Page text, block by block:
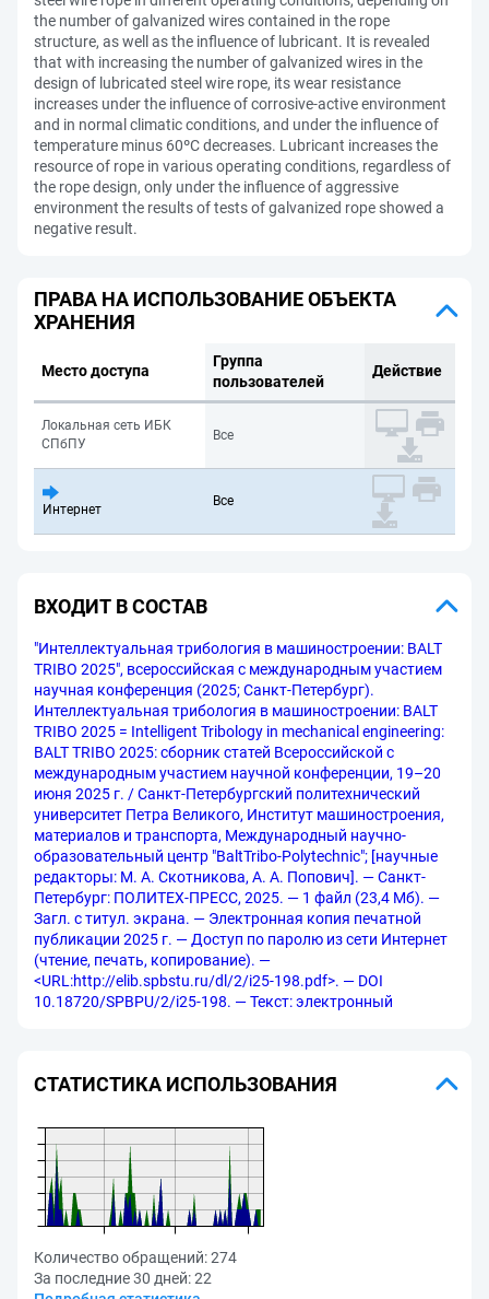
the number of galvanized wires contained in the rope
structure, as well as the influence of lubricant. It is revealed
that with increasing the number of galvanized wires in the
design of lubricated steel wire rope, its wear resistance
increases under the influence of corrosive-active environment
and in normal climatic conditions, and under the influence of
temperature minus 60ºC decreases. Lubricant increases the
resource of rope in various operating conditions, regardless of
the rope design, only under the influence of aggressive
environment the results of tests of galvanized rope showed a
negative result.
ПРАВА НА ИСПОЛЬЗОВАНИЕ ОБЪЕКТА
ХРАНЕНИЯ
Место доступа
Группа
пользователей
Действие
Локальная сеть ИБК
СПбПУ
Все
Интернет
Все
ВХОДИТ В СОСТАВ
"Интеллектуальная трибология в машиностроении: BALT
TRIBO 2025", всероссийская с международным участием
научная конференция (2025; Санкт-Петербург).
Интеллектуальная трибология в машиностроении: BALT
TRIBO 2025 = Intelligent Tribology in mechanical engineering:
BALT TRIBO 2025: сборник статей Всероссийской с
международным участием научной конференции, 19–20
июня 2025 г. / Санкт-Петербургский политехнический
университет Петра Великого, Институт машиностроения,
материалов и транспорта, Международный научно-
образовательный центр "BaltTribo-Polytechnic"; [научные
редакторы: М. А. Скотникова, А. А. Попович]. — Санкт-
Петербург: ПОЛИТЕХ-ПРЕСС, 2025. — 1 файл (23,4 Мб). —
Загл. с титул. экрана. — Электронная копия печатной
публикации 2025 г. — Доступ по паролю из сети Интернет
(чтение, печать, копирование). —
<URL:http://elib.spbstu.ru/dl/2/i25-198.pdf>. — DOI
10.18720/SPBPU/2/i25-198. — Текст: электронный
СТАТИСТИКА ИСПОЛЬЗОВАНИЯ
Количество обращений:274
За последние 30 дней:22